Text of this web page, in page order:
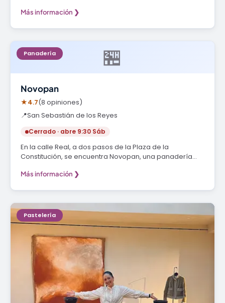
Más información ❯
🏪
Panadería
Novopan
★4.7(8 opiniones)
📍San Sebastián de los Reyes
Cerrado · abre 9:30 Sáb
En la calle Real, a dos pasos de la Plaza de la
Constitución, se encuentra Novopan, una panadería…
Más información ❯
Pastelería